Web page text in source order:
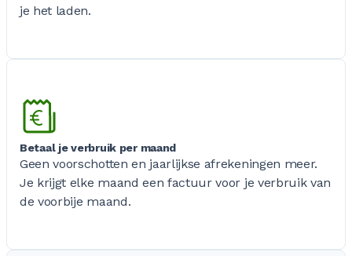
je het laden.
Betaal je verbruik per maand
Geen voorschotten en jaarlijkse afrekeningen meer.
Je krijgt elke maand een factuur voor je verbruik van
de voorbije maand.